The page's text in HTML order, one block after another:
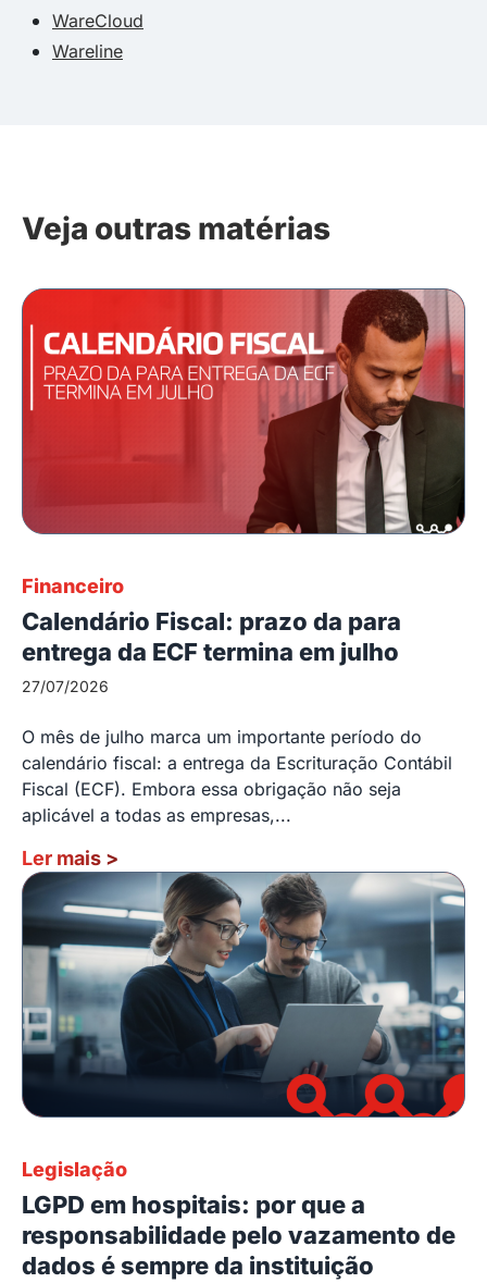
WareCloud
Wareline
Veja outras matérias
Financeiro
Calendário Fiscal: prazo da para
entrega da ECF termina em julho
27/07/2026
O mês de julho marca um importante período do
calendário fiscal: a entrega da Escrituração Contábil
Fiscal (ECF). Embora essa obrigação não seja
aplicável a todas as empresas,...
Ler mais >
Legislação
LGPD em hospitais: por que a
responsabilidade pelo vazamento de
dados é sempre da instituição